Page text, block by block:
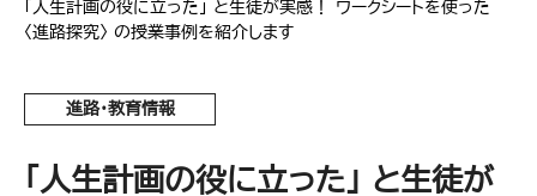
「人生計画の役に立った」 と生徒が実感！ ワークシートを使った
〈進路探究〉 の授業事例を紹介します
進路・教育情報
「人生計画の役に立った」 と生徒が